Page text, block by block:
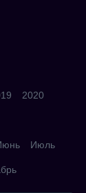
2020
Июль